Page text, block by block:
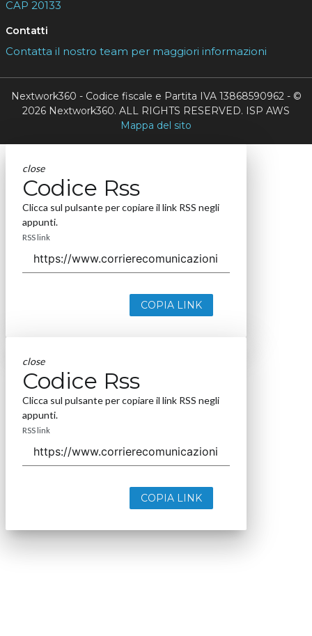
CAP 20133
Contatti
Contatta il nostro team per maggiori informazioni
Nextwork360 - Codice fiscale e Partita IVA 13868590962 - ©
2026 Nextwork360. ALL RIGHTS RESERVED. ISP AWS
Mappa del sito
close
Codice Rss
Clicca sul pulsante per copiare il link RSS negli
appunti.
RSS link
COPIA LINK
close
Codice Rss
Clicca sul pulsante per copiare il link RSS negli
appunti.
RSS link
COPIA LINK